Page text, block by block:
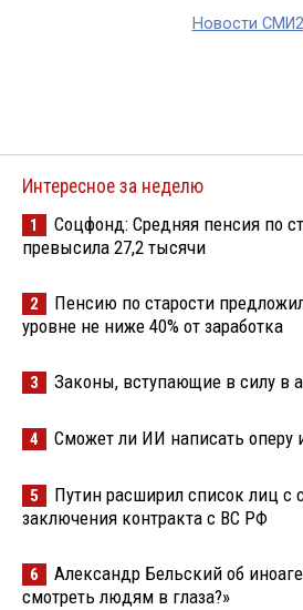
Новости СМИ2
Интересное за неделю
1
Соцфонд: Средняя пенсия по
превысила 27,2 тысячи
2
Пенсию по старости
уровне не ниже 40% от заработка
3 Законы, вступающие в силу в
4 Сможет ли ИИ написать оперу
5
Путин расширил список лиц с
заключения контракта с ВС РФ
6
Александр Бельский об
смотреть людям в глаза?»